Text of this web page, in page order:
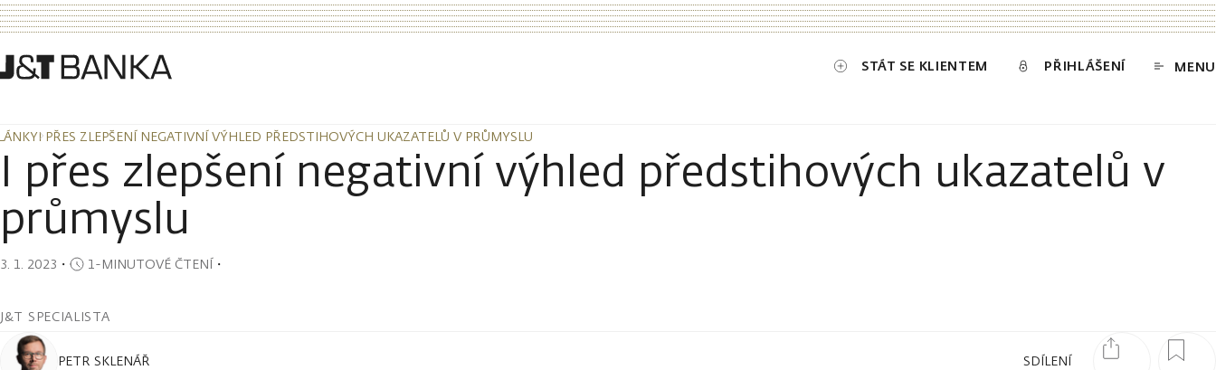
STÁT SE KLIENTEM PŘIHLÁŠENÍ MENU
I PŘES ZLEPŠENÍ NEGATIVNÍ VÝHLED PŘEDSTIHOVÝCH UKAZATELŮ V PRŮMYSLU
I PŘES ZLEPŠENÍ NEGATIVNÍ VÝHLED PŘEDSTIHOVÝCH UKAZATELŮ V PRŮMYSLU
I přes zlepšení negativní výhled předstihových ukazatelů v
průmyslu
3. 1. 2023 ・ 1-MINUTOVÉ ČTENÍ・
J&T SPECIALISTA
SDÍLENÍ
PETR SKLENÁŘ